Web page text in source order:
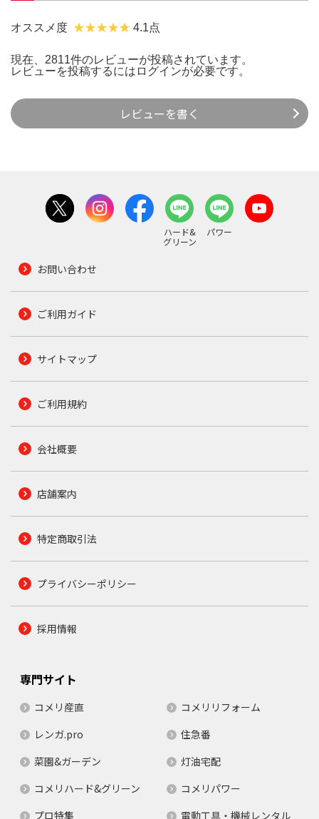
オススメ度 4.1点
現在、2811件のレビューが投稿されています。
レビューを投稿するには ログインが必要です。
レビューを書く
ハード&
グリーン
パワー
お問い合わせ
ご利用ガイド
サイトマップ
ご利用規約
会社概要
店舗案内
特定商取引法
プライバシーポリシー
採用情報
専門サイト
コメリ産直
コメリリフォーム
レンガ.pro
住急番
菜園&ガーデン
灯油宅配
コメリハード&グリーン
コメリパワー
プロ特集
電動工具・機械レンタル